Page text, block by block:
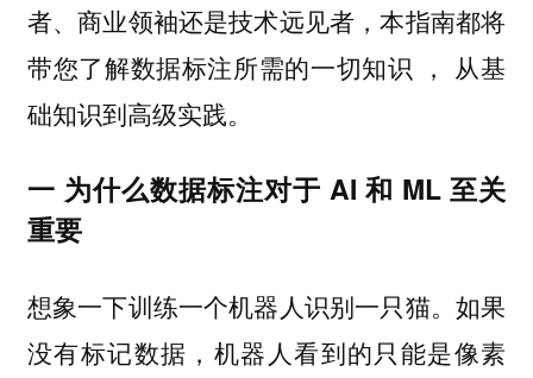
者、商业领袖还是技术远见者，本指南都将
带您了解数据标注所需的一切知识 ， 从基
础知识到高级实践。
一 为什么数据标注对于 AI 和 ML 至关
重要
想象一下训练一个机器人识别一只猫。如果
没有标记数据，机器人看到的只能是像素